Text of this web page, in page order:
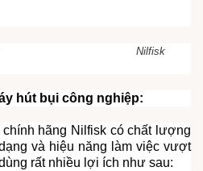
Nilfisk
hút bụi công nghiệp:
hãng Nilfisk có chất lượng
và hiệu năng làm việc vượt
rất nhiều lợi ích như sau: